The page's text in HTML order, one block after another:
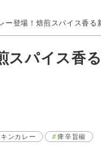
ー登場！焙煎スパイス香
スパイス香
ンカレー 痺辛旨椒